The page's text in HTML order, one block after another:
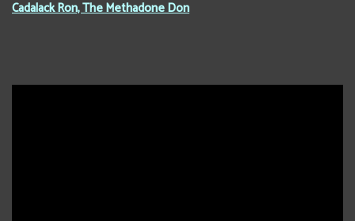
Cadalack Ron, The Methadone Don